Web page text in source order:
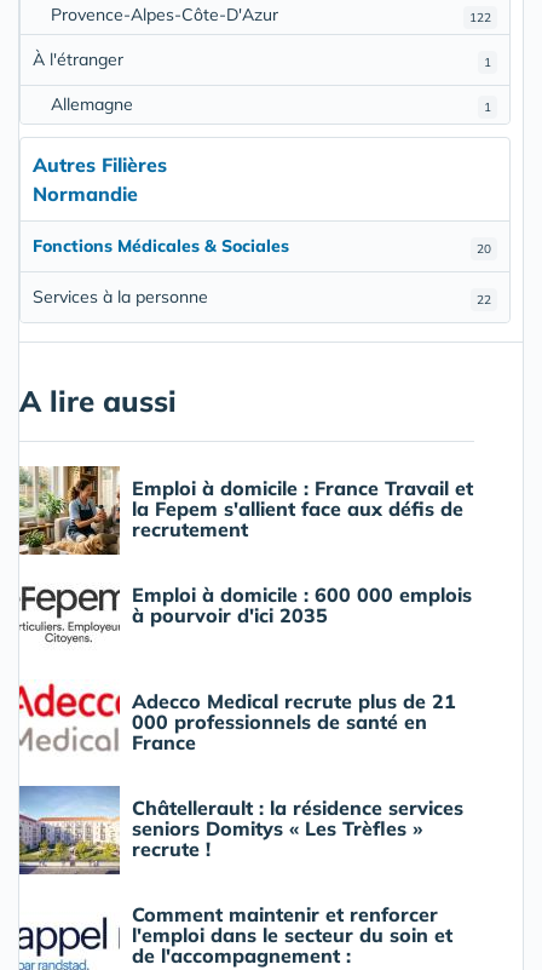
122
Provence-Alpes-Côte-D'Azur
1
À l'étranger
1
Allemagne
Autres Filières
Normandie
20
Fonctions Médicales & Sociales
22
Services à la personne
A lire aussi
Emploi à domicile : France Travail et
la Fepem s'allient face aux défis de
recrutement
Emploi à domicile : 600 000 emplois
à pourvoir d'ici 2035
Adecco Medical recrute plus de 21
000 professionnels de santé en
France
Châtellerault : la résidence services
seniors Domitys « Les Trèfles »
recrute !
Comment maintenir et renforcer
l'emploi dans le secteur du soin et
de l'accompagnement :